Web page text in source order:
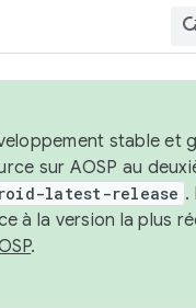
stable et
sur AOSP au
latest-release .
à la version la plus
.